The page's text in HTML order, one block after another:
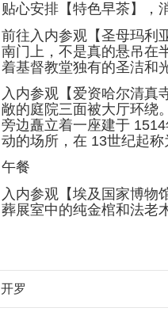
贴心安排【特色早茶】，
前往入内参观【圣母玛利
南门上，不是真的悬吊在
着基督教堂独有的圣洁和
入内参观【爱资哈尔清真
敞的庭院三面被大厅环绕
旁边矗立着一座建于
动的场所，在 13世纪起称
午餐
入内参观【埃及国家博物
葬展室中的纯金棺和法老
开罗